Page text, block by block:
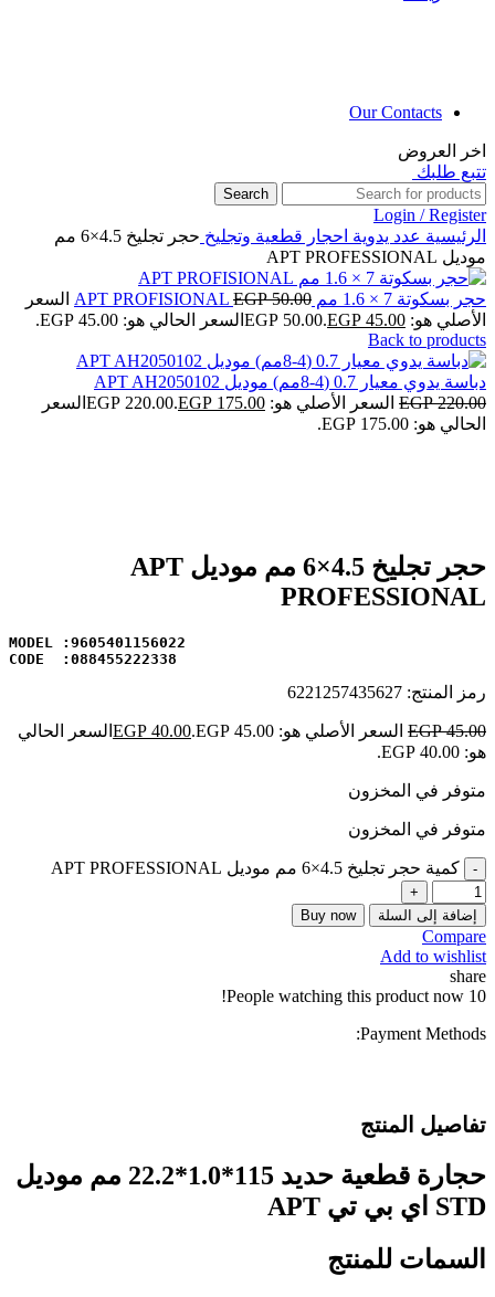
Our Contacts
اخر العروض
تتبع طلبك
Search
Login / Register
الرئيسية عدد يدوية احجار قطعية وتجليخ
حجر تجليخ 4.5×6 مم
موديل APT PROFESSIONAL
حجر بسكوتة 7 × 1.6 مم APT PROFISIONAL EGP50.00
السعر
الأصلي هو: EGP 50.00.
EGP 45.00
السعر الحالي هو: EGP 45.00.
Back to products
دباسة يدوي معيار 0.7 (4-8مم) موديل APT AH2050102
EGP220.00 السعر الأصلي هو: EGP 220.00. EGP 175.00
السعر
الحالي هو: EGP 175.00.
حجر تجليخ 4.5×6 مم موديل APT
PROFESSIONAL
CODE  :088455222338
رمز المنتج: 6221257435627
EGP45.00 السعر الأصلي هو: EGP 45.00. EGP 40.00
السعر الحالي
هو: EGP 40.00.
متوفر في المخزون
متوفر في المخزون
كمية حجر تجليخ 4.5×6 مم موديل APT PROFESSIONAL
إضافة إلى السلة Buy now
Compare
Add to wishlist
share
10
People watching this product now!
Payment Methods:
تفاصيل المنتج
حجارة قطعية حديد 115*1.0*22.2 مم موديل
STD اي بي تي APT
السمات للمنتج